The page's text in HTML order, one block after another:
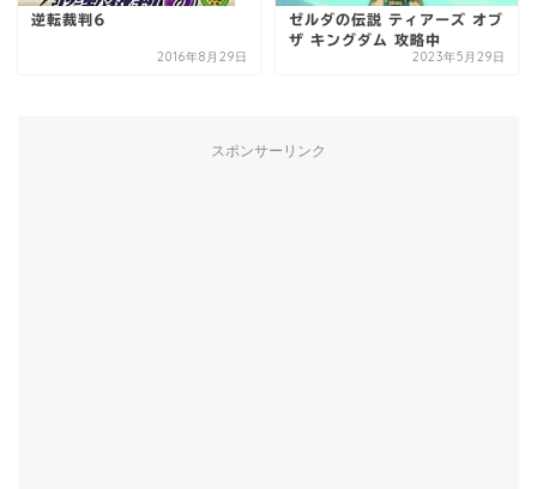
逆転裁判6
2016年8月29日
ゼルダの伝説 ティアーズ オブ
ザ キングダム 攻略中
2023年5月29日
スポンサーリンク